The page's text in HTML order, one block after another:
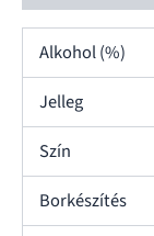
Alkohol (%)
Jelleg
Szín
Borkészítés